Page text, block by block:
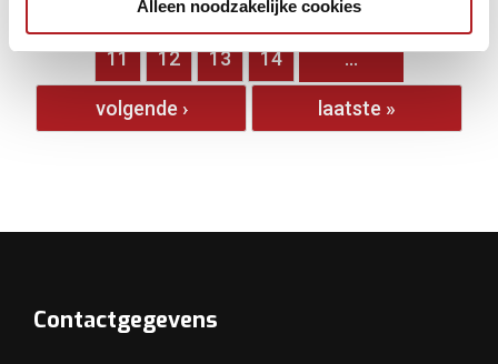
Alleen noodzakelijke cookies
6 7 8 9
11 12 13 14 …
volgende › laatste »
Contactgegevens